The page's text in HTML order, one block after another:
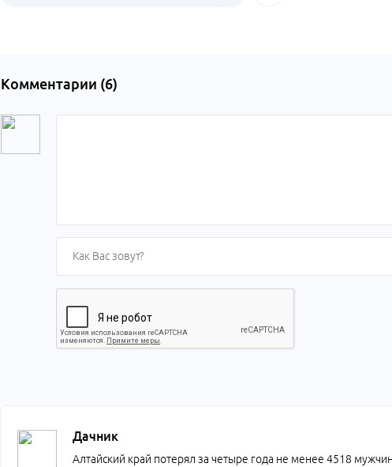
Комментарии (6)
Дачник
Алтайский край потерял за четыре года не менее 4518